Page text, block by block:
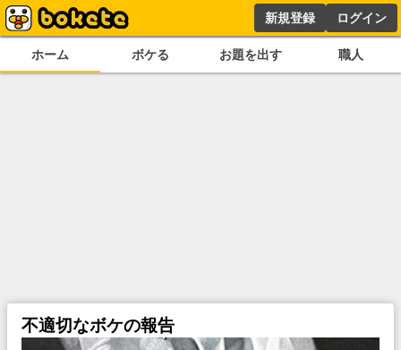
新規登録 ログイン
ホーム ボケる お題を出す 職人
不適切なボケの報告